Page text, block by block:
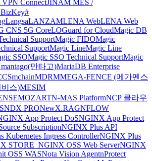
ConnectJINAM MES /
Key#
LangsaLANZAMLENA WebLENA Web
CNS 5G CoreLOGuard for CloudMagic DB
SupportMagic FIDOMagic
SupportMagic LineMagic Line
SSOMagic SSO Technical SupportMagic
mantago(만타고)MariaDB Enterprise
mchainMDRMMEGA-FENCE (메가펜스
비스)MESIM
MOZARTN-MAS PlatformNCP 클라우
NDX PRONewX.RAGNFLOW
App Protect DoSNGINX App Protect
SubscriptionNGINX Plus API
Kubernetes Ingress ControllerNGINX Plus
STORE_NGINX OSS Web ServerNGINX
OSS WASNota Vision AgentnProtect